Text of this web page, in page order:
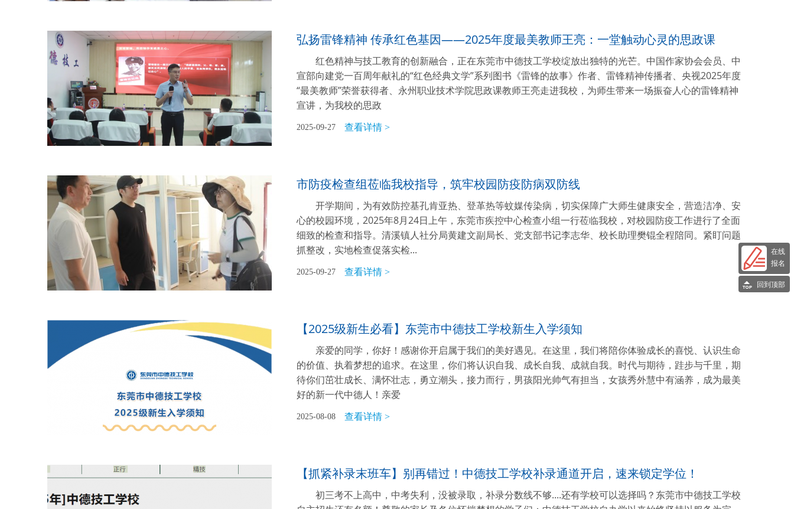
弘扬雷锋精神 传承红色基因——2025年度最美教师王亮：一堂触动心灵的思政课
红色精神与技工教育的创新融合，正在东莞市中德技工学校绽放出独特的光芒。中国作家协会会员、中
宣部向建党一百周年献礼的“红色经典文学”系列图书《雷锋的故事》作者、雷锋精神传播者、央视2025年度
“最美教师”荣誉获得者、永州职业技术学院思政课教师王亮走进我校，为师生带来一场振奋人心的雷锋精神
宣讲，为我校的思政
查看详情 >
2025-09-27
市防疫检查组莅临我校指导，筑牢校园防疫防病双防线
开学期间，为有效防控基孔肯亚热、登革热等蚊媒传染病，切实保障广大师生健康安全，营造洁净、安
心的校园环境，2025年8月24日上午，东莞市疾控中心检查小组一行莅临我校，对校园防疫工作进行了全面
细致的检查和指导。清溪镇人社分局黄建文副局长、党支部书记李志华、校长助理樊锟全程陪同。紧盯问题
抓整改，实地检查促落实检...
查看详情 >
2025-09-27
【2025级新生必看】东莞市中德技工学校新生入学须知
亲爱的同学，你好！感谢你开启属于我们的美好遇见。在这里，我们将陪你体验成长的喜悦、认识生命
的价值、执着梦想的追求。在这里，你们将认识自我、成长自我、成就自我。时代与期待，跬步与千里，期
待你们茁壮成长、满怀壮志，勇立潮头，接力而行，男孩阳光帅气有担当，女孩秀外慧中有涵养，成为最美
好的新一代中德人！亲爱
查看详情 >
2025-08-08
【抓紧补录末班车】别再错过！中德技工学校补录通道开启，速来锁定学位！
初三考不上高中，中考失利，没被录取，补录分数线不够....还有学校可以选择吗？东莞市中德技工学校
在线
报名
回到顶部